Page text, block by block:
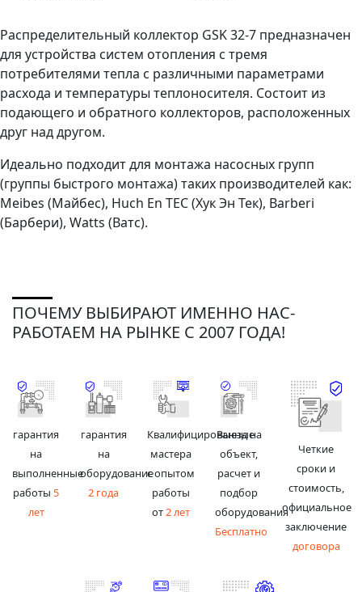
Распределительный коллектор GSK 32-7 предназначен
для устройства систем отопления с тремя
потребителями тепла с различными параметрами
расхода и температуры теплоносителя. Состоит из
подающего и обратного коллекторов, расположенных
друг над другом.
Идеально подходит для монтажа насосных групп
(группы быстрого монтажа) таких производителей как:
Meibes (Майбес), Huch En TEC (Хук Эн Тек), Barberi
(Барбери), Watts (Ватс).
ПОЧЕМУ ВЫБИРАЮТ ИМЕННО НАС-
РАБОТАЕМ НА РЫНКЕ С 2007 ГОДА!
гарантия
на
выполненные
работы 5
лет
гарантия
на
оборудование
2 года
Квалифицированные
мастера
с опытом
работы
от2 лет
Выезд на
объект,
расчет и
подбор
оборудования
Бесплатно
Четкие
сроки и
стоимость,
официальное
заключение
договора